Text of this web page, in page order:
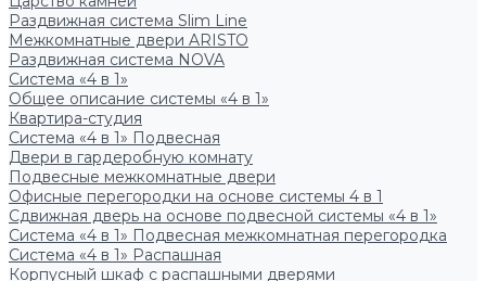
Раздвижная система Slim Line
Межкомнатные двери ARISTO
Раздвижная система NOVA
Система «4 в 1»
Общее описание системы «4 в 1»
Квартира-студия
Система «4 в 1» Подвесная
Двери в гардеробную комнату
Подвесные межкомнатные двери
Офисные перегородки на основе системы 4 в 1
Сдвижная дверь на основе подвесной системы «4 в 1»
Система «4 в 1» Подвесная межкомнатная перегородка
Система «4 в 1» Распашная
Корпусный шкаф с распашными дверями